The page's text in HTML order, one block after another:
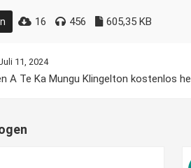
16 456 605,35 KB
11, 2024
A Te Ka Mungu Klingelton kostenlos